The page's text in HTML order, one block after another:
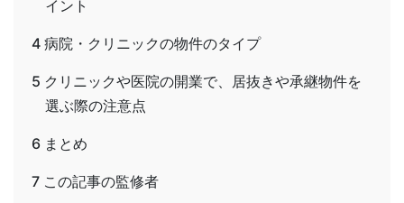
イント
4 病院・クリニックの物件のタイプ
5 クリニックや医院の開業で、居抜きや承継物件を
選ぶ際の注意点
6 まとめ
7 この記事の監修者